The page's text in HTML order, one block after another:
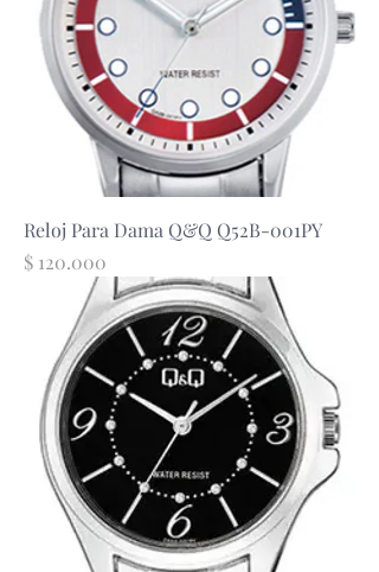
Reloj Para Dama Q&Q Q52B-001PY
Precio
$ 120.000